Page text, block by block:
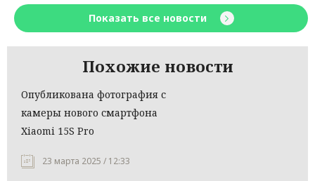
Показать все новости
Похожие новости
Опубликована фотография с
камеры нового смартфона
Xiaomi 15S Pro
23 марта 2025 / 12:33